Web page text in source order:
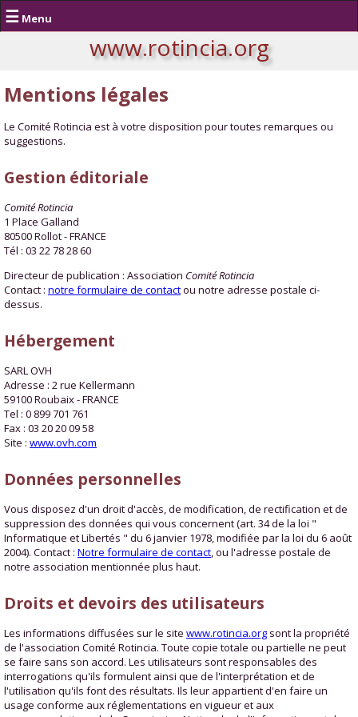
☰ Menu
www.rotincia.org
Mentions légales
Le Comité Rotincia est à votre disposition pour toutes remarques ou
suggestions.
Gestion éditoriale
Comité Rotincia
1 Place Galland
80500 Rollot - FRANCE
Tél : 03 22 78 28 60
Directeur de publication : Association Comité Rotincia
Contact : notre formulaire de contactou notre adresse postale ci-
dessus.
Hébergement
SARL OVH
Adresse : 2 rue Kellermann
59100 Roubaix - FRANCE
Tel : 0 899 701 761
Fax : 03 20 20 09 58
Site : www.ovh.com
Données personnelles
Vous disposez d'un droit d'accès, de modification, de rectification et de
suppression des données qui vous concernent (art. 34 de la loi "
Informatique et Libertés " du 6 janvier 1978, modifiée par la loi du 6 août
2004). Contact : Notre formulaire de contact, ou l'adresse postale de
notre association mentionnée plus haut.
Droits et devoirs des utilisateurs
Les informations diffusées sur le site www.rotincia.org sont la propriété
de l'association Comité Rotincia. Toute copie totale ou partielle ne peut
se faire sans son accord. Les utilisateurs sont responsables des
interrogations qu'ils formulent ainsi que de l'interprétation et de
l'utilisation qu'ils font des résultats. Ils leur appartient d'en faire un
usage conforme aux réglementations en vigueur et aux